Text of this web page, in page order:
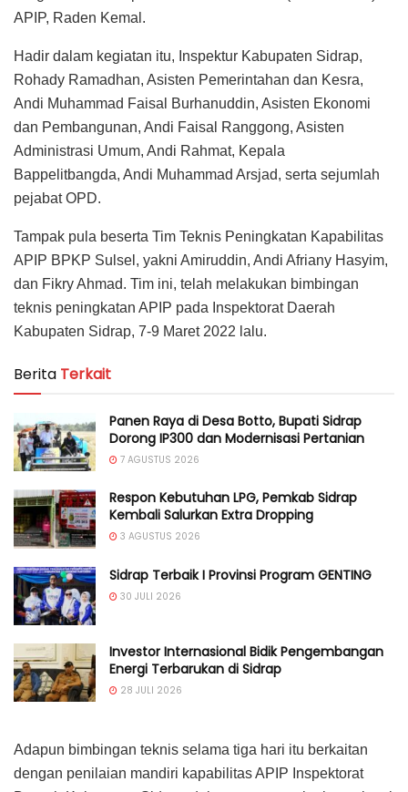
APIP, Raden Kemal.
Hadir dalam kegiatan itu, Inspektur Kabupaten Sidrap,
Rohady Ramadhan, Asisten Pemerintahan dan Kesra,
Andi Muhammad Faisal Burhanuddin, Asisten Ekonomi
dan Pembangunan, Andi Faisal Ranggong, Asisten
Administrasi Umum, Andi Rahmat, Kepala
Bappelitbangda, Andi Muhammad Arsjad, serta sejumlah
pejabat OPD.
Tampak pula beserta Tim Teknis Peningkatan Kapabilitas
APIP BPKP Sulsel, yakni Amiruddin, Andi Afriany Hasyim,
dan Fikry Ahmad. Tim ini, telah melakukan bimbingan
teknis peningkatan APIP pada Inspektorat Daerah
Kabupaten Sidrap, 7-9 Maret 2022 lalu.
Berita Terkait
Panen Raya di Desa Botto, Bupati Sidrap
Dorong IP300 dan Modernisasi Pertanian
7 AGUSTUS 2026
Respon Kebutuhan LPG, Pemkab Sidrap
Kembali Salurkan Extra Dropping
3 AGUSTUS 2026
Sidrap Terbaik I Provinsi Program GENTING
30 JULI 2026
Investor Internasional Bidik Pengembangan
Energi Terbarukan di Sidrap
28 JULI 2026
Adapun bimbingan teknis selama tiga hari itu berkaitan
dengan penilaian mandiri kapabilitas APIP Inspektorat